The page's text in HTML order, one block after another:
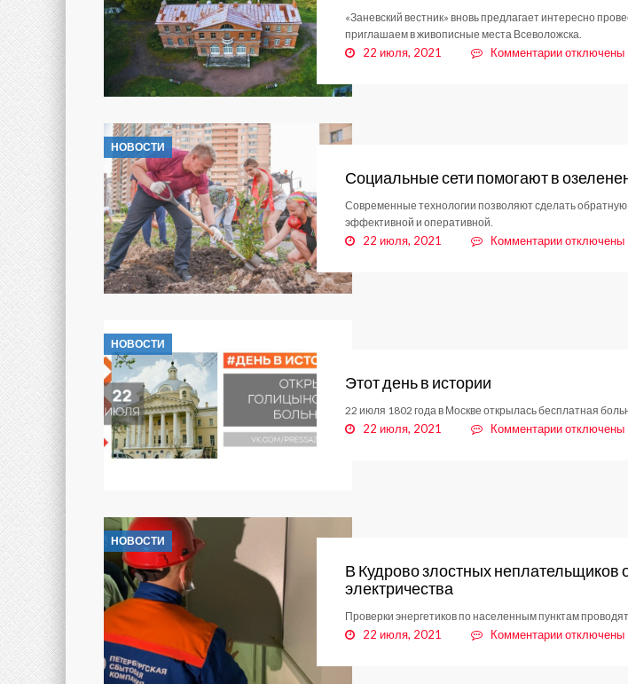
«Заневский вестник» вновь предлагает интересно
приглашаем в живописные места Всеволожска.
22 июля, 2021 Комментариик
и
Пушкин
Крылов
отключены
НОВОСТИ
Социальные сети помогают в
Современные технологии позволяют сделать
эффективной и оперативной.
22 июля, 2021 Комментариикотключены
НОВОСТИ
Этот день в истории
22 июля 1802 года в Москве открылась бесплатная
22 июля, 2021 Комментариикотключены
НОВОСТИ
В Кудрово злостных неплательщиков
электричества
Проверки энергетиков по населенным пунктам
22 июля, 2021 Комментариикотключены